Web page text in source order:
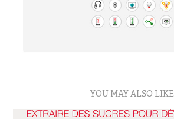
YOU MAY ALSO LIKE